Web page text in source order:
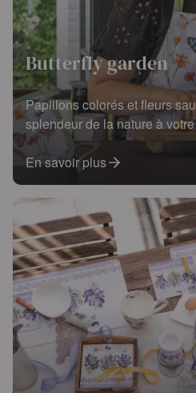
Butterfly garden
Papillons colorés et fleurs
splendeur de la nature à
En savoir plus